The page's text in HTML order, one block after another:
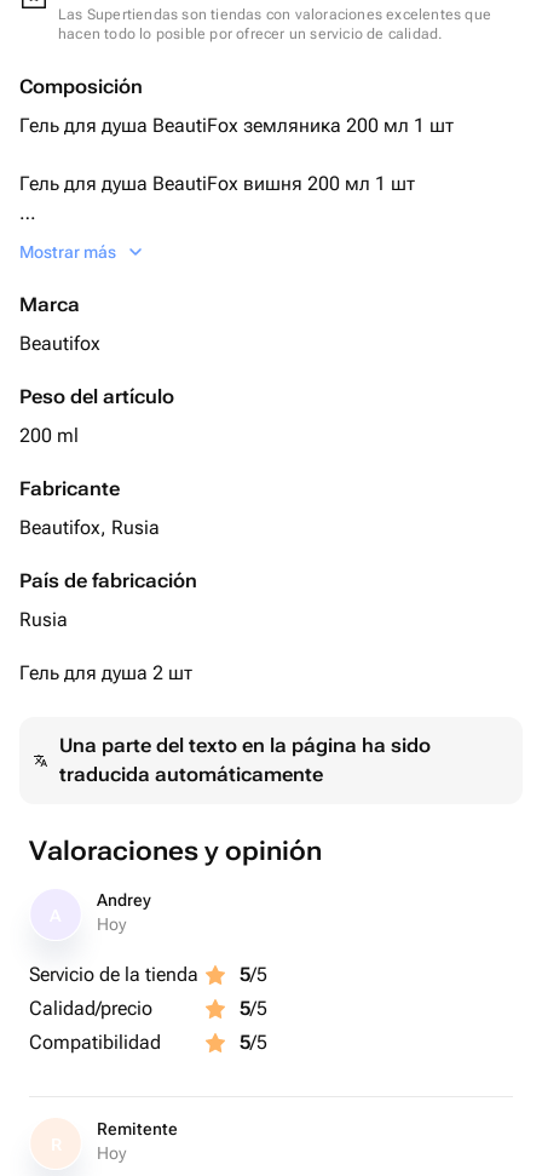
Las Supertiendas son tiendas con valoraciones excelentes que
hacen todo lo posible por ofrecer un servicio de calidad.
Composición
Гель для душа BeautiFox земляника 200 мл 1 шт
Гель для душа BeautiFox вишня 200 мл 1 шт
Бокс крафт
Mostrar más
Marca
Beautifox
Peso del artículo
200 ml
Fabricante
Beautifox, Rusia
País de fabricación
Rusia
Гель для душа 2 шт
Una parte del texto en la página ha sido
traducida automáticamente
Valoraciones y opinión
Andrey
Hoy
Servicio de la tienda 5/5
Calidad/precio
5/5
Compatibilidad
5/5
R
Remitente
Hoy